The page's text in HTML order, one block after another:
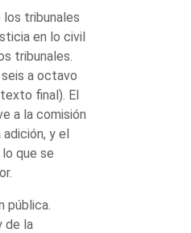
los tribunales
en lo civil
tribunales.
a octavo
final). El
a la comisión
y el
que se
pública.
de la